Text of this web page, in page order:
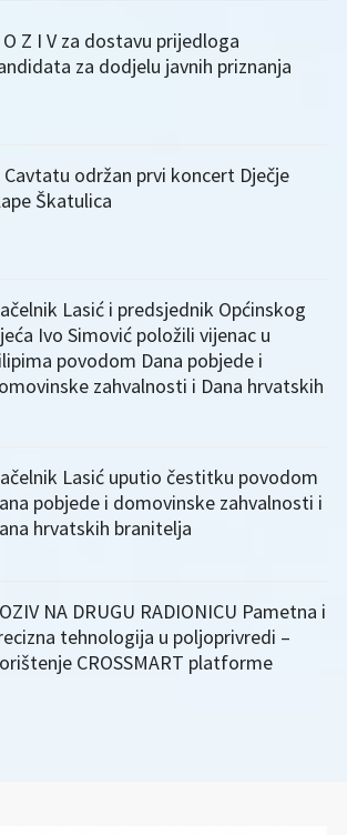
O Z I V za dostavu prijedloga
za dodjelu javnih priznanja
Cavtatu održan prvi koncert Dječje
Škatulica
Lasić i predsjednik Općinskog
Ivo Simović položili vijenac u
povodom Dana pobjede i
zahvalnosti i Dana hrvatskih
Lasić uputio čestitku povodom
pobjede i domovinske zahvalnosti i
hrvatskih branitelja
NA DRUGU RADIONICU Pametna i
tehnologija u poljoprivredi –
CROSSMART platforme